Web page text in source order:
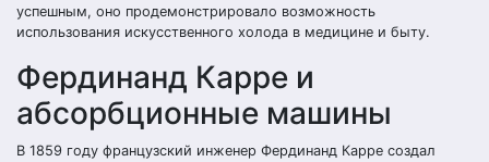
успешным, оно продемонстрировало возможность
использования искусственного холода в медицине и быту.
Фердинанд Карре и
абсорбционные машины
В 1859 году французский инженер Фердинанд Карре создал